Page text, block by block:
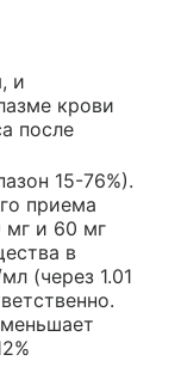
и
крови
после
15-76%).
приема
мг и 60 мг
в
(через 1.01